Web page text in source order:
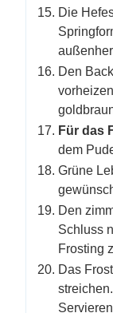
Die
Den
Für das
dem
Grüne
Den
Schluss
Frosting
Das